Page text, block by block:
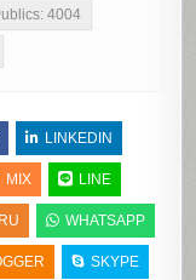
4004
LINKEDIN
MIX LINE
WHATSAPP
SKYPE